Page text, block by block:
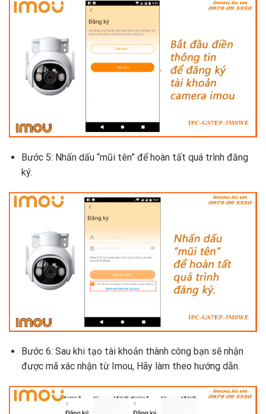
Bước 5: Nhấn dấu “mũi tên” để hoàn tất quá trình đăng
ký.
Bước 6: Sau khi tạo tài khoản thành công bạn sẽ nhận
được mã xác nhận từ Imou, Hãy làm theo hướng dẫn.